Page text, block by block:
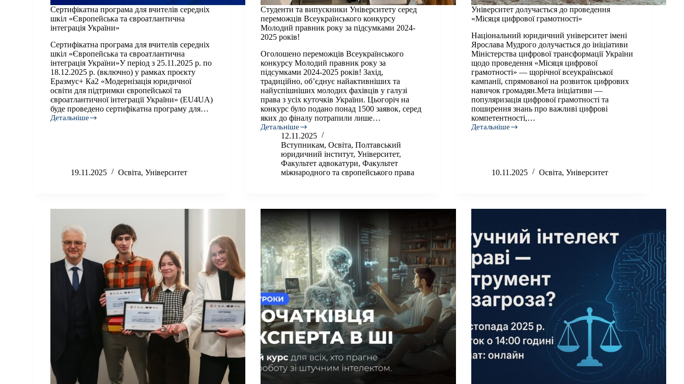
Сертифікатна програма для вчителів середніх
шкіл «Європейська та євроатлантична
інтеграція України»
Сертифікатна програма для вчителів середніх
шкіл «Європейська та євроатлантична
інтеграція України»У період з 25.11.2025 р. по
18.12.2025 р. (включно) у рамках проєкту
Еразмус+ Ка2 «Модернізація юридичної
освіти для підтримки європейської та
євроатлантичної інтеграції України» (EU4UA)
буде проведено сертифікатна програму для…
Детальніше
Сертифікатна
«Європейська
України»
19.11.2025 Освіта,Університет
Студенти та випускники Університету серед
переможців Всеукраїнського конкурсу
Молодий правник року за підсумками 2024-
2025 років!
Оголошено переможців Всеукраїнського
конкурсу Молодий правник року за
підсумками 2024-2025 років! Захід,
традиційно, об’єднує найактивніших та
найуспішніших молодих фахівців у галузі
права з усіх куточків України. Цьогоріч на
конкурс було подано понад 1500 заявок, серед
яких до фіналу потрапили лише…
Детальніше
Студенти
випускники
Університету
переможців
правник
за
підсумками
2024-
2025
років!
12.11.2025
Вступникам,Освіта,Полтавський
юридичний інститут,Університет,
Факультет адвокатури,Факультет
міжнародного та європейського права
Університет долучається до проведення
«Місяця цифрової грамотності»
Національний юридичний університет імені
Ярослава Мудрого долучається до ініціативи
Міністерства цифрової трансформації України
щодо проведення «Місяця цифрової
грамотності» — щорічної всеукраїнської
кампанії, спрямованої на розвиток цифрових
навичок громадян.Мета ініціативи —
популяризація цифрової грамотності та
поширення знань про важливі цифрові
компетентності,…
Детальніше
Університет
цифрової10.11.2025 Освіта, Університет